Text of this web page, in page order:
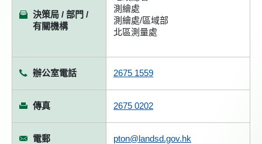
決策局 / 部門 /
有關機構
測繪處
測繪處/區域部
北區測量處
辦公室電話 2675 1559
傳真 2675 0202
電郵 pton@landsd.gov.hk